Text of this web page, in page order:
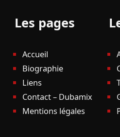
Les pages
Accueil
Biographie
Liens
Contact – Dubamix
Mentions légales